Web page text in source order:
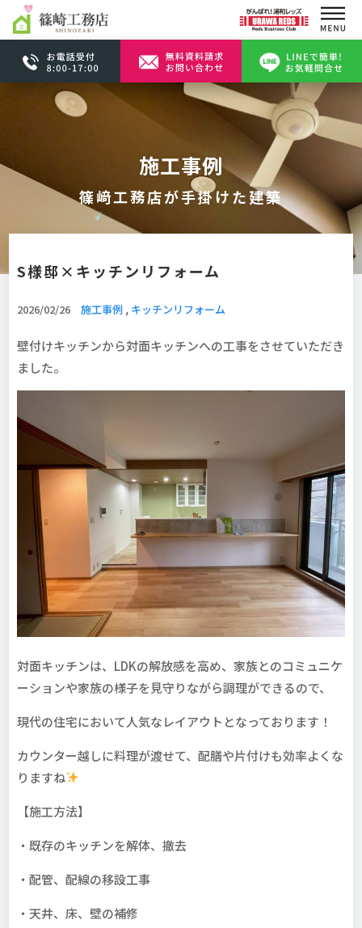
施工事例
篠﨑工務店が手掛けた建築
S様邸×キッチンリフォーム
2026/02/26 施工事例 , キッチンリフォーム
壁付けキッチンから対面キッチンへの工事をさせていただき
ました。
対面キッチンは、LDKの解放感を高め、家族とのコミュニケ
ーションや家族の様子を見守りながら調理ができるので、
現代の住宅において人気なレイアウトとなっております！
カウンター越しに料理が渡せて、配膳や片付けも効率よくな
りますね
【施工方法】
・既存のキッチンを解体、撤去
・配管、配線の移設工事
・天井、床、壁の補修